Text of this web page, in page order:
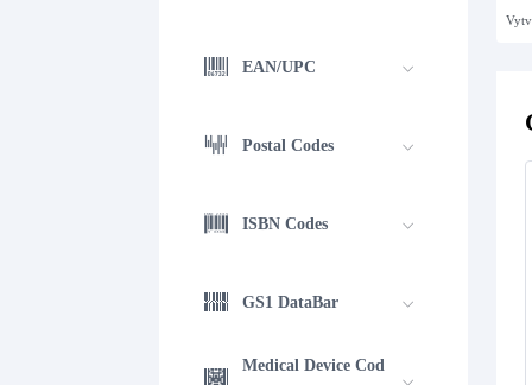
EAN/UPC
Postal Codes
ISBN Codes
GS1 DataBar
Medical Device Cod